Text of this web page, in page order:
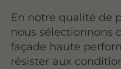
En notre qualité de
nous sélectionnons
façade haute
résister aux